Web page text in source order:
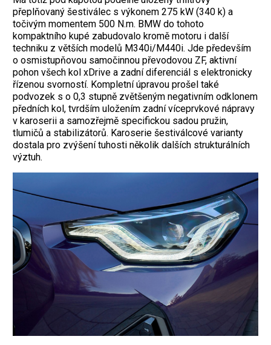
přeplňovaný šestiválec s výkonem 275 kW (340 k) a
točivým momentem 500 N.m. BMW do tohoto
kompaktního kupé zabudovalo kromě motoru i další
techniku z větších modelů M340i/M440i. Jde především
o osmistupňovou samočinnou převodovou ZF, aktivní
pohon všech kol xDrive a zadní diferenciál s elektronicky
řízenou svorností. Kompletní úpravou prošel také
podvozek s o 0,3 stupně zvětšeným negativním odklonem
předních kol, tvrdším uložením zadní víceprvkové nápravy
v karoserii a samozřejmě specifickou sadou pružin,
tlumičů a stabilizátorů. Karoserie šestiválcové varianty
dostala pro zvýšení tuhosti několik dalších strukturálních
výztuh.